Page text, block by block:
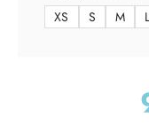
XS
S M